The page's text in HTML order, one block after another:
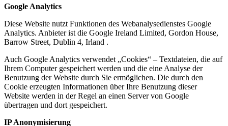
Google Analytics
Diese Website nutzt Funktionen des Webanalysedienstes Google
Analytics. Anbieter ist die Google Ireland Limited, Gordon House,
Barrow Street, Dublin 4, Irland .
Auch Google Analytics verwendet „Cookies“ – Textdateien, die auf
Ihrem Computer gespeichert werden und die eine Analyse der
Benutzung der Website durch Sie ermöglichen. Die durch den
Cookie erzeugten Informationen über Ihre Benutzung dieser
Website werden in der Regel an einen Server von Google
übertragen und dort gespeichert.
IP Anonymisierung